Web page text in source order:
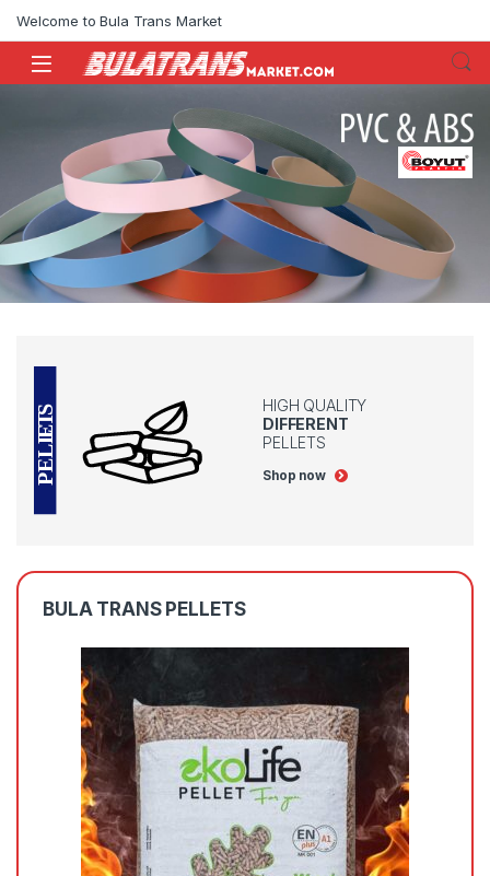
Welcome to Bula Trans Market
HIGH QUALITY
DIFFERENT
PELLETS
Shop now
BULA TRANS PELLETS